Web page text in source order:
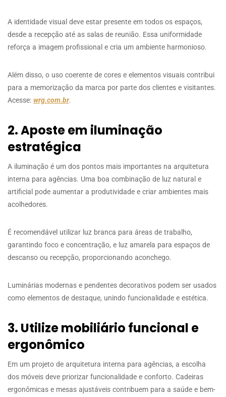
A identidade visual deve estar presente em todos os espaços,
desde a recepção até as salas de reunião. Essa uniformidade
reforça a imagem profissional e cria um ambiente harmonioso.
Além disso, o uso coerente de cores e elementos visuais contribui
para a memorização da marca por parte dos clientes e visitantes.
Acesse: wrg.com.br.
2. Aposte em iluminação
estratégica
A iluminação é um dos pontos mais importantes na arquitetura
interna para agências. Uma boa combinação de luz natural e
artificial pode aumentar a produtividade e criar ambientes mais
acolhedores.
É recomendável utilizar luz branca para áreas de trabalho,
garantindo foco e concentração, e luz amarela para espaços de
descanso ou recepção, proporcionando aconchego.
Luminárias modernas e pendentes decorativos podem ser usados
como elementos de destaque, unindo funcionalidade e estética.
3. Utilize mobiliário funcional e
ergonômico
Em um projeto de arquitetura interna para agências, a escolha
dos móveis deve priorizar funcionalidade e conforto. Cadeiras
ergonômicas e mesas ajustáveis contribuem para a saúde e bem-